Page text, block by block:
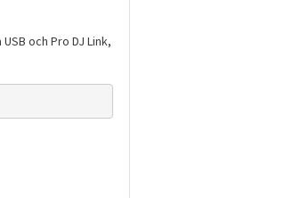
och Pro DJ Link,